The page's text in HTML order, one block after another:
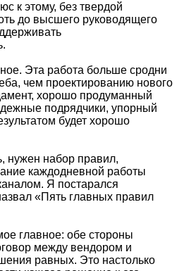
к этому, без твердой
до высшего руководящего
Эта работа больше сродни
чем проектированию нового
хорошо продуманный
подрядчики, упорный
будет хорошо
нужен набор правил,
каждодневной работы
Я постарался
«Пять главных правил
главное: обе стороны
между вендором и
равных. Это настолько